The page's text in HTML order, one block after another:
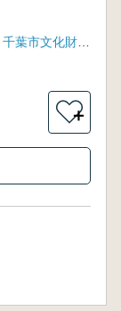
千葉市教育委員会 千葉市文化財調査協会
＋